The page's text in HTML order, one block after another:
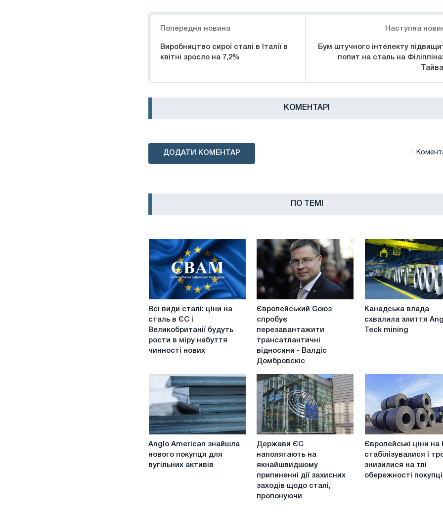
Попередня новина
Виробництво сирої сталі в Італії в
квітні зросло на 7,2%
Наступна
Бум штучного інтелекту
попит на сталь на
КОМЕНТАРІ
ДОДАТИ КОМЕНТАР
ПО ТЕМІ
Всі
сталі:
на
Великобританії
будуть
рости
в
міру
набуття
чинності
нових
Всі види сталі: ціни на
сталь в ЄС і
Великобританії будуть
рости в міру набуття
чинності нових
Європейський
Союз
спробує
перезавантажити
трансатлантичні
відносини
-
Валдіс
Домбровскіс
Європейський Союз
спробує
перезавантажити
трансатлантичні
відносини - Валдіс
Домбровскіс
Канадська
влада
схвалила
Канадська влада
схвалила злиття
Teck mining
American
нового
Anglo American знайшла
нового покупця для
вугільних активів
ЄС
якнайшвидшому
припиненні
дії
Держави ЄС
наполягають на
якнайшвидшому
припиненні дії захисних
заходів щодо сталі,
пропонуючи
ціни
стабілізувалися
Європейські ціни на
стабілізувалися і
знизилися на тлі
обережності